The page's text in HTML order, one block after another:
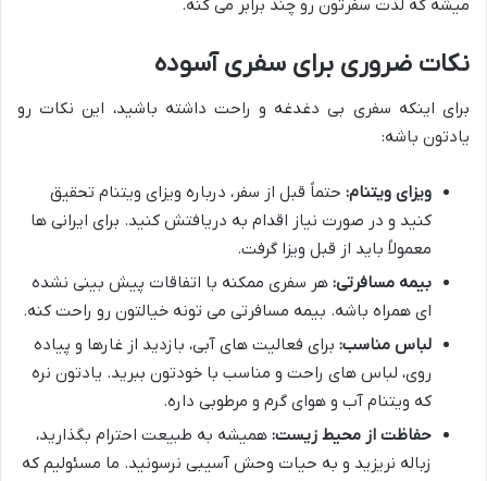
میشه که لذت سفرتون رو چند برابر می کنه.
نکات ضروری برای سفری آسوده
برای اینکه سفری بی دغدغه و راحت داشته باشید، این نکات رو
یادتون باشه:
ویزای ویتنام: حتماً قبل از سفر، درباره ویزای ویتنام تحقیق
کنید و در صورت نیاز اقدام به دریافتش کنید. برای ایرانی ها
معمولاً باید از قبل ویزا گرفت.
بیمه مسافرتی: هر سفری ممکنه با اتفاقات پیش بینی نشده
ای همراه باشه. بیمه مسافرتی می تونه خیالتون رو راحت کنه.
لباس مناسب: برای فعالیت های آبی، بازدید از غارها و پیاده
روی، لباس های راحت و مناسب با خودتون ببرید. یادتون نره
که ویتنام آب و هوای گرم و مرطوبی داره.
حفاظت از محیط زیست: همیشه به طبیعت احترام بگذارید،
زباله نریزید و به حیات وحش آسیبی نرسونید. ما مسئولیم که